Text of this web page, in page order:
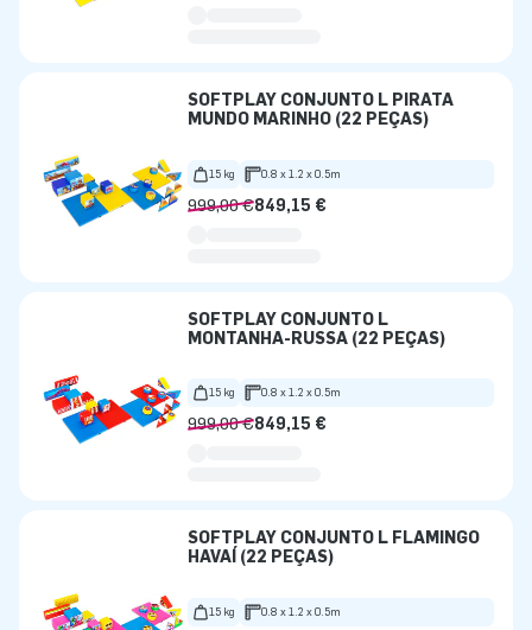
SOFTPLAY CONJUNTO L PIRATA
MUNDO MARINHO (22 PEÇAS)
15 kg 0.8 x 1.2 x 0.5m
999,00 €849,15 €
SOFTPLAY CONJUNTO L
MONTANHA-RUSSA (22 PEÇAS)
15 kg 0.8 x 1.2 x 0.5m
999,00 €849,15 €
SOFTPLAY CONJUNTO L FLAMINGO
HAVAÍ (22 PEÇAS)
15 kg 0.8 x 1.2 x 0.5m